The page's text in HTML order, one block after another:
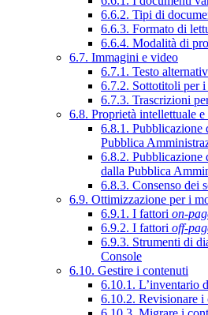
6.6.2. Tipi di
6.6.3. Formato di
6.6.4. Modalità di
6.7. Immagini e video
6.7.1. Testo
6.7.2. Sottotitoli per
6.7.3. Trascrizioni
6.8. Proprietà intellettuale
6.8.1. Pubblicazione
Pubblica
6.8.2. Pubblicazione
dalla Pubblica
6.8.3. Consenso dei
6.9. Ottimizzazione per i
6.9.1. I fattori on-
6.9.2. I fattori off-
6.9.3. Strumenti di
Console
6.10. Gestire i contenuti
6.10.1. L’inventario
6.10.2. Revisionare i